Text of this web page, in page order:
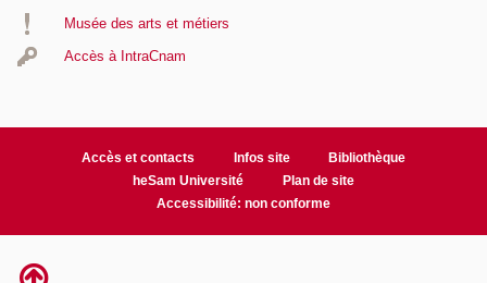
Musée des arts et métiers
Accès à IntraCnam
Accès et contacts Infos site
Bibliothèque
heSam Université
Plan de site
Accessibilité: non conforme